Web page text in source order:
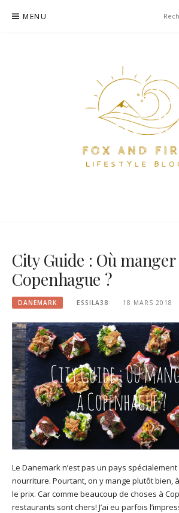
MENU
City Guide : Où manger
Copenhague ?
DANEMARK ESSILA38 18 MARS 2018
Le Danemark n’est pas un pays
nourriture. Pourtant, on y mange plutôt bien,
le prix. Car comme beaucoup de choses à
restaurants sont chers! J’ai eu parfois